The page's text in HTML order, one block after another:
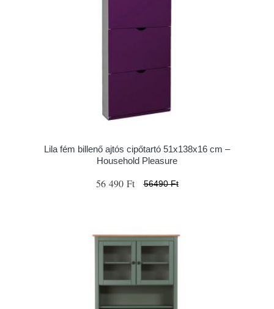
Lila fém billenő ajtós cipőtartó 51x138x16 cm –
Household Pleasure
56 490 Ft 56490 Ft